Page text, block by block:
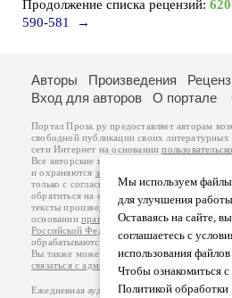
Продолжение списка рецензий:
590-581
→
Мы используем
для улучшения
Оставаясь на сайте, вы
соглашаетесь с
использования
Чтобы ознакомиться с
Политикой обработки
Авторы Произведения
Вход для авторов
О портале
Портал Проза.ру предоставляет авторам
свободной публикации своих литературных
сети Интернет на основании
Все авторские права на произведения
и охраняются законом
. Перепечатка
только с согласия его автора, к которому
обратиться на его авторской странице.
тексты произведений авторы несут
основанииправил публикациии
Российской Федерации
обрабатываются на основанииПолитики
Вы также можете посмотреть более
связаться с администрацией
Ежедневная аудитория портала Проза.ру –